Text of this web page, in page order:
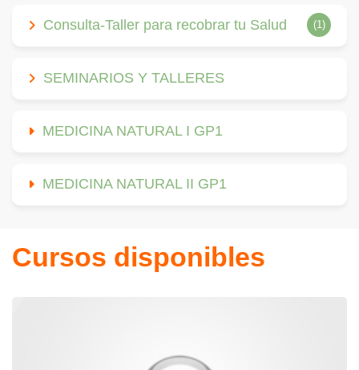
Consulta-Taller para recobrar tu Salud (1)
SEMINARIOS Y TALLERES
MEDICINA NATURAL I GP1
MEDICINA NATURAL II GP1
Cursos disponibles